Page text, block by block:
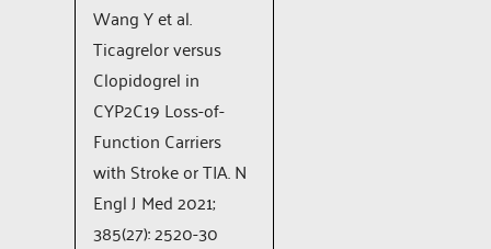
Wang Y et al.
Ticagrelor versus
Clopidogrel in
CYP2C19 Loss-of-
Function Carriers
with Stroke or TIA. N
Engl J Med 2021;
385(27): 2520-30